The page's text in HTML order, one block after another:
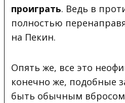
проиграть. Ведь в
полностью
на Пекин.
Опять же, все это
конечно же, подобные
быть обычным